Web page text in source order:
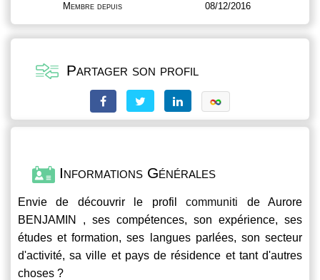
Membre depuis 08/12/2016
Partager son profil
Informations Générales
Envie de découvrir le profilcommuniti de Aurore
BENJAMIN , ses compétences, son expérience, ses
études et formation, ses langues parlées, son secteur
d'activité, sa ville et pays de résidence et tant d'autres
choses ?